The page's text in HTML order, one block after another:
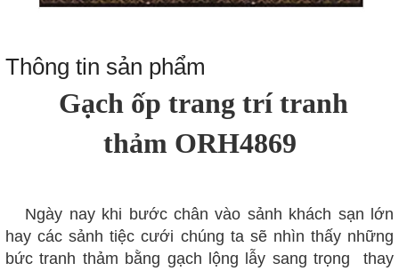
Thông tin sản phẩm
Gạch ốp trang trí tranh
thảm ORH4869
Ngày nay khi bước chân vào sảnh khách sạn lớn
hay các sảnh tiệc cưới chúng ta sẽ nhìn thấy những
bức tranh thảm bằng gạch lộng lẫy sang trọng thay